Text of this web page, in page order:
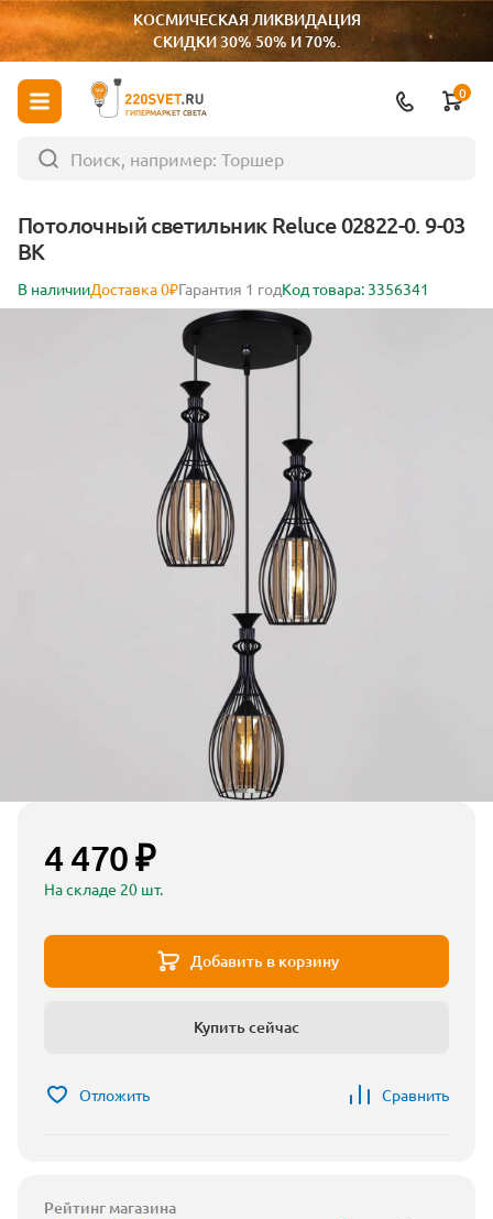
КОСМИЧЕСКАЯ ЛИКВИДАЦИЯ
СКИДКИ 30% 50% И 70%.
ГИПЕРМАРКЕТ СВЕТА
0
Потолочный светильник Reluce 02822-0. 9-03
BK
В наличииДоставка 0₽Гарантия 1 годКод товара: 3356341
4 470 ₽
На складе 20 шт.
Добавить в корзину
Купить сейчас
Отложить Сравнить
Рейтинг магазина